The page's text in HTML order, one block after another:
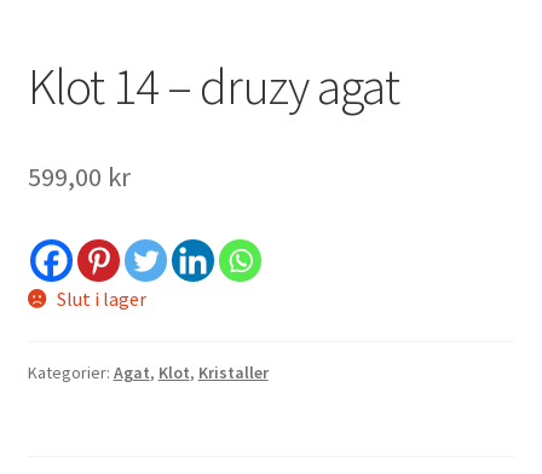
Klot 14 – druzy agat
599,00 kr
Slut i lager
Kategorier: Agat, Klot, Kristaller